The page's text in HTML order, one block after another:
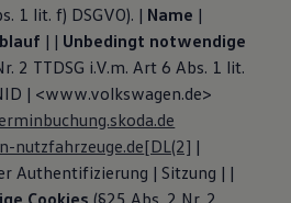
1 lit. f) DSGVO). | Name |
| | Unbedingt notwendige
2 TTDSG i.V.m. Art 6 Abs. 1 lit.
| <www.volkswagen.de>
nutzfahrzeuge.de[DL(2] |
Authentifizierung | Sitzung | |
Cookies (§25 Abs. 2 Nr. 2